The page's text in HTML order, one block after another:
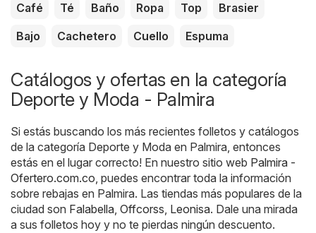
Café Té Baño Ropa Top
Brasier
Bajo
Cachetero Cuello Espuma
Catálogos y ofertas en la categoría
Deporte y Moda - Palmira
Si estás buscando los más recientes folletos y catálogos
de la categoría Deporte y Moda en Palmira, entonces
estás en el lugar correcto! En nuestro sitio web Palmira -
Ofertero.com.co, puedes encontrar toda la información
sobre rebajas en Palmira. Las tiendas más populares de la
ciudad son Falabella, Offcorss, Leonisa. Dale una mirada
a sus folletos hoy y no te pierdas ningún descuento.